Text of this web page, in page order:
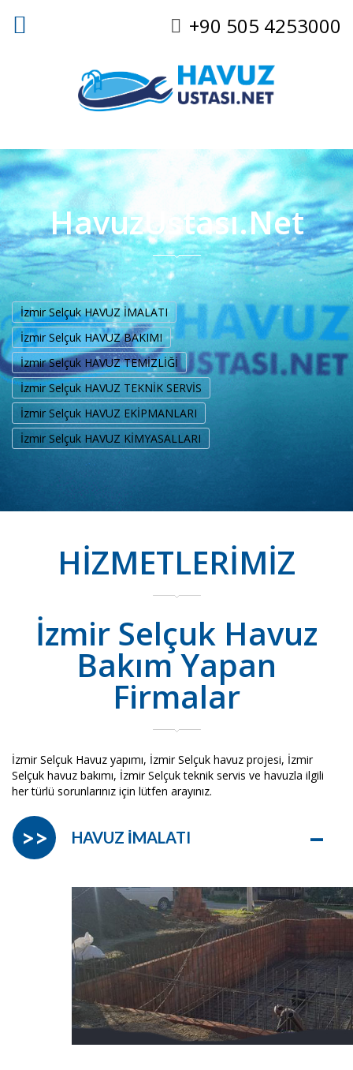
+90 505 4253000
HavuzUstası.Net
İzmir Selçuk HAVUZ İMALATI
İzmir Selçuk HAVUZ BAKIMI
İzmir Selçuk HAVUZ TEMİZLİĞİ
İzmir Selçuk HAVUZ TEKNİK SERVİS
İzmir Selçuk HAVUZ EKİPMANLARI
İzmir Selçuk HAVUZ KİMYASALLARI
HİZMETLERİMİZ
İzmir Selçuk Havuz
Bakım Yapan
Firmalar
İzmir Selçuk Havuz yapımı, İzmir Selçuk havuz projesi, İzmir
Selçuk havuz bakımı, İzmir Selçuk teknik servis ve havuzla ilgili
her türlü sorunlarınız için lütfen arayınız.
HAVUZ İMALATI –
>>